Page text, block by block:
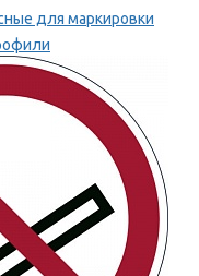
для маркировки